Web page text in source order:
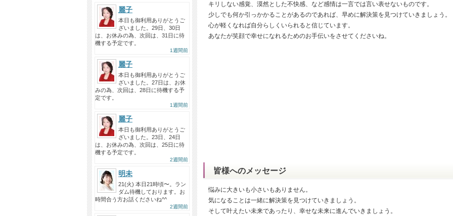
麗子
本日も御利用ありがとうご
ざいました。29日、30日
は、お休みの為、次回は、31日に待
機する予定です。
1週間前
麗子
本日も御利用ありがとうご
ざいました。27日は、お休
みの為、次回は、28日に待機する予
定です。
1週間前
麗子
本日も御利用ありがとうご
ざいました。23日、24日
は、お休みの為、次回は、25日に待
機する予定です。
2週間前
明未
21(火) 本日21時頃〜。ラン
ダム待機しております。お
時間合う方お話くださいね^^
2週間前
キリしない感覚、漠然とした不快感、など感情は一言では言い表せないものです。
少しでも何か引っかかることがあるのであれば、早めに解決策を見つけていきましょう。
心が軽くなれば自分らしくいられると信じています。
あなたが笑顔で幸せになれるためのお手伝いをさせてくださいね。
皆様へのメッセージ
悩みに大きいも小さいもありません。
気になることは一緒に解決策を見つけていきましょう。
そして叶えたい未来であったり、幸せな未来に進んでいきましょう。